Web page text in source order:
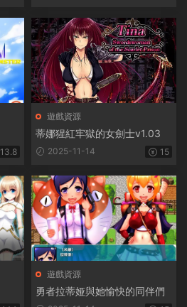
13.8
遊戲資源
蒂娜猩紅牢獄的女劍士v1.03
2025-11-14 15
遊戲資源
勇者拉蒂娅與她愉快的同伴們